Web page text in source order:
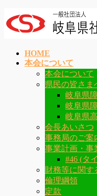
ン
ビ
HOME
本会について
本会について
県民の皆さま
岐阜県
岐阜県
岐阜県
会長あいさつ
事務局のご案
事業計画・事
#46 (タ
財務等に関す
倫理綱領
定款